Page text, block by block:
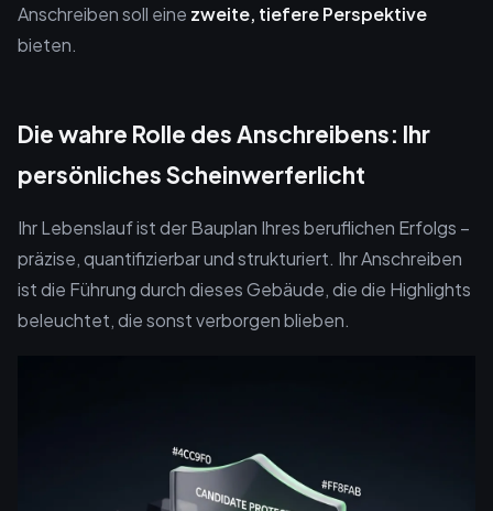
Anschreiben soll eine zweite, tiefere Perspektive
bieten.
Die wahre Rolle des Anschreibens: Ihr
persönliches Scheinwerferlicht
Ihr Lebenslauf ist der Bauplan Ihres beruflichen Erfolgs –
präzise, quantifizierbar und strukturiert. Ihr Anschreiben
ist die Führung durch dieses Gebäude, die die Highlights
beleuchtet, die sonst verborgen blieben.